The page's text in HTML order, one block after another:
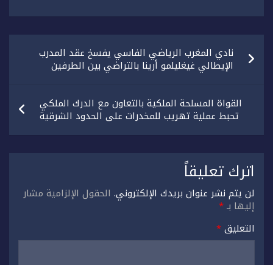
تصفّح
المقالاتنادي المغرب الرياضي الفاسي يفسخ عقد المدرب
الإيطالي غيغليلمو أرينا بالتراضي بين الطرفين
القواة المسلحة الملكية بالتعاون مع الدرك الملكي
تحبط عملية تهريب للمخدرات على الحدود الشرقية
اترك تعليقاً
لن يتم نشر عنوان بريدك الإلكتروني. الحقول الإلزامية مشار
إليها بـ*
التعليق*